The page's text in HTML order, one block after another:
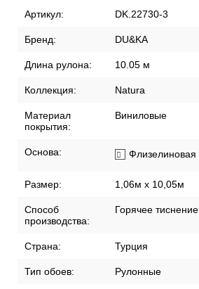
Артикул: DK.22730-3
Бренд: DU&KA
Длина рулона: 10.05 м
Коллекция: Natura
Материал
покрытия:
Виниловые
Основа: Флизелиновая
Размер: 1,06м х 10,05м
Способ
производства:
Горячее тиснение
Страна: Турция
Тип обоев: Рулонные